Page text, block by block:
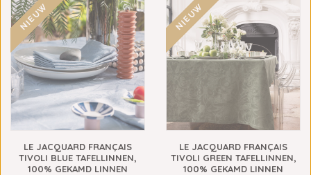
NIEUW
LE JACQUARD FRANÇAIS
TIVOLI BLUE TAFELLINNEN,
100% GEKAMD LINNEN
NIEUW
LE JACQUARD FRANÇAIS
TIVOLI GREEN TAFELLINNEN,
100% GEKAMD LINNEN